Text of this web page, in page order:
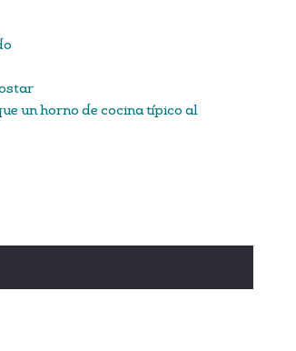
un 26 % más rápido y utiliza un
un horno de cocina típico al